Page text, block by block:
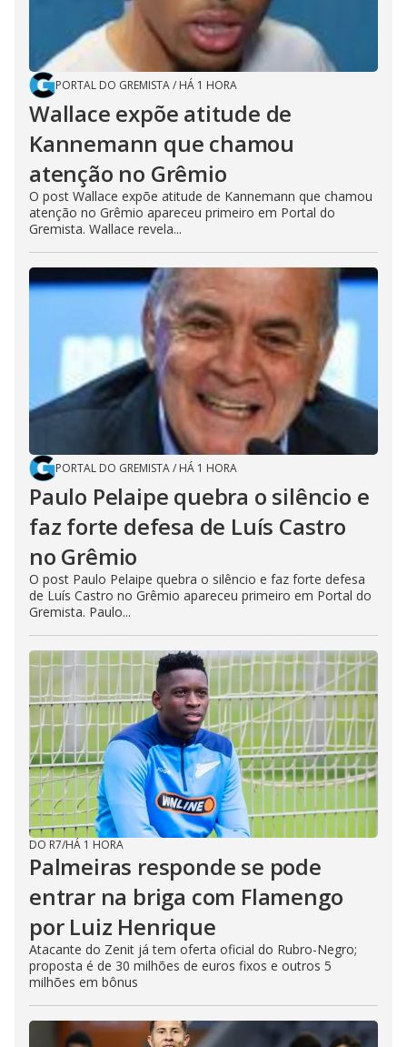
PORTAL DO GREMISTA/ HÁ 1 HORA
Wallace expõe atitude de
Kannemann que chamou
atenção no Grêmio
O post Wallace expõe atitude de Kannemann que chamou
atenção no Grêmio apareceu primeiro em Portal do
Gremista. Wallace revela...
PORTAL DO GREMISTA/ HÁ 1 HORA
Paulo Pelaipe quebra o silêncio e
faz forte defesa de Luís Castro
no Grêmio
O post Paulo Pelaipe quebra o silêncio e faz forte defesa
de Luís Castro no Grêmio apareceu primeiro em Portal do
Gremista. Paulo...
DO R7/HÁ 1 HORA
Palmeiras responde se pode
entrar na briga com Flamengo
por Luiz Henrique
Atacante do Zenit já tem oferta oficial do Rubro-Negro;
proposta é de 30 milhões de euros fixos e outros 5
milhões em bônus